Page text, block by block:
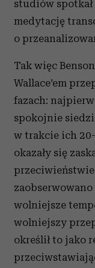
studiów
medytację
o
Tak więc
Wallace’em
fazach:
spokojnie
w trakcie ich
okazały się
wolniejsze
wolniejszy
określił to jako